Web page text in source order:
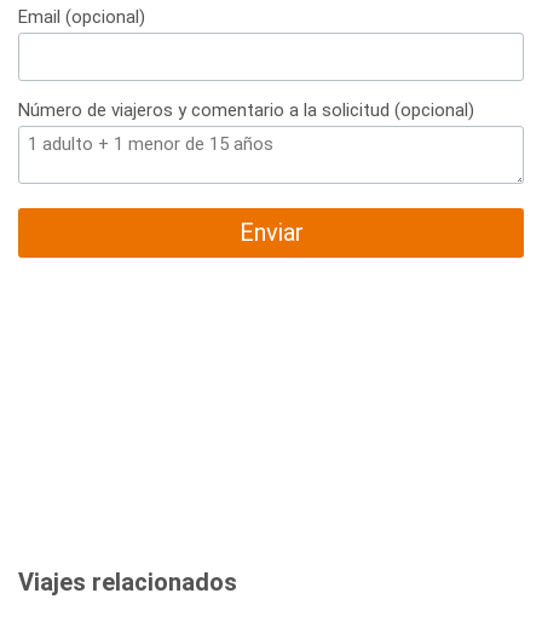
Email (opcional)
Número de viajeros y comentario a la solicitud (opcional)
Enviar
Viajes relacionados